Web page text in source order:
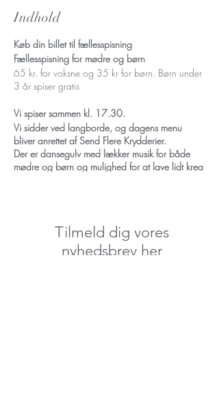
Indhold
Køb din billet til fællesspisning
Fællesspisning for mødre og børn
65 kr. for voksne og 35 kr for børn. Børn under
3 år spiser gratis
Vi spiser sammen kl. 17.30.
Vi sidder ved langborde, og dagens menu
bliver anrettet af Send Flere Krydderier.
Der er dansegulv med lækker musik for både
mødre og børn og mulighed for at lave lidt krea
Mobilepay: 439445 (Skriv madbillet)
Eventet er sponsoret af Nørrebro lokalpulje
Tilmeld dig vores
nyhedsbrev her